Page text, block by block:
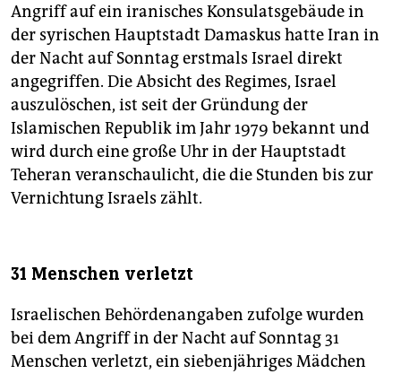
Angriff auf ein iranisches Konsulatsgebäude in
der syrischen Hauptstadt Damaskus hatte Iran in
der Nacht auf Sonntag erstmals Israel direkt
angegriffen. Die Absicht des Regimes, Israel
auszulöschen, ist seit der Gründung der
Islamischen Republik im Jahr 1979 bekannt und
wird durch eine große Uhr in der Hauptstadt
Teheran veranschaulicht, die die Stunden bis zur
Vernichtung Israels zählt.
31 Menschen verletzt
Israelischen Behördenangaben zufolge wurden
bei dem Angriff in der Nacht auf Sonntag 31
Menschen verletzt, ein siebenjähriges Mädchen